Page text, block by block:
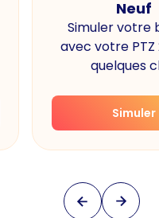
Neuf
Simuler votre
avec votre PTZ
quelques
Simuler